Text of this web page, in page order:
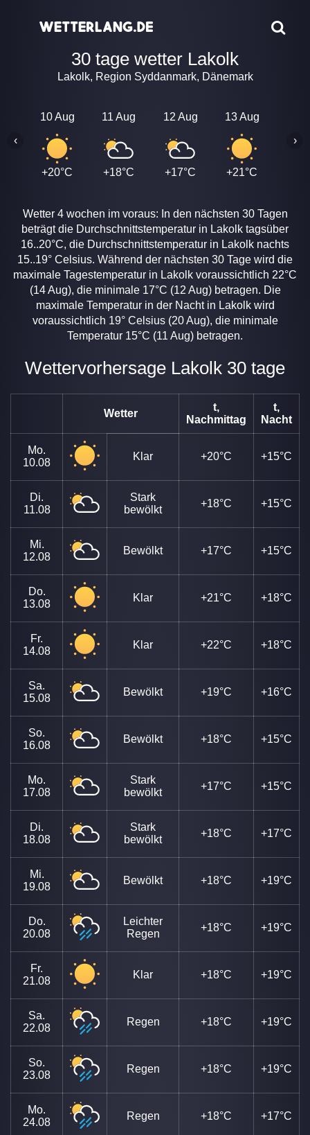
30 tage wetter Lakolk
Lakolk, Region Syddanmark, Dänemark
10 Aug
+20°C
11 Aug
+18°C
12 Aug
+17°C
13 Aug
+21°C
‹ ›
Wetter 4 wochen im voraus: In den nächsten 30 Tagen
beträgt die Durchschnittstemperatur in Lakolk tagsüber
16..20°C, die Durchschnittstemperatur in Lakolk nachts
15..19° Celsius. Während der nächsten 30 Tage wird die
maximale Tagestemperatur in Lakolk voraussichtlich 22°C
(14 Aug), die minimale 17°C (12 Aug) betragen. Die
maximale Temperatur in der Nacht in Lakolk wird
voraussichtlich 19° Celsius (20 Aug), die minimale
Temperatur 15°C (11 Aug) betragen.
Wettervorhersage Lakolk 30 tage
Wetter
t,
Nachmittag
t,
Nacht
Mo.
10.08
Klar +20°C +15°C
Di.
11.08
Stark
bewölkt
+18°C +15°C
Mi.
12.08
Bewölkt +17°C +15°C
Do.
13.08
Klar +21°C +18°C
Fr.
14.08
Klar +22°C +18°C
Sa.
15.08
Bewölkt +19°C +16°C
So.
16.08
Bewölkt +18°C +15°C
Mo.
17.08
Stark
bewölkt
+17°C +15°C
Di.
18.08
Stark
bewölkt
+18°C +17°C
Mi.
19.08
Bewölkt +18°C +19°C
Do.
20.08
Leichter
Regen
+18°C +19°C
Fr.
21.08
Klar +18°C +19°C
Sa.
22.08
Regen +18°C +19°C
So.
23.08
Regen +18°C +19°C
Mo.
24.08
Regen +18°C +17°C